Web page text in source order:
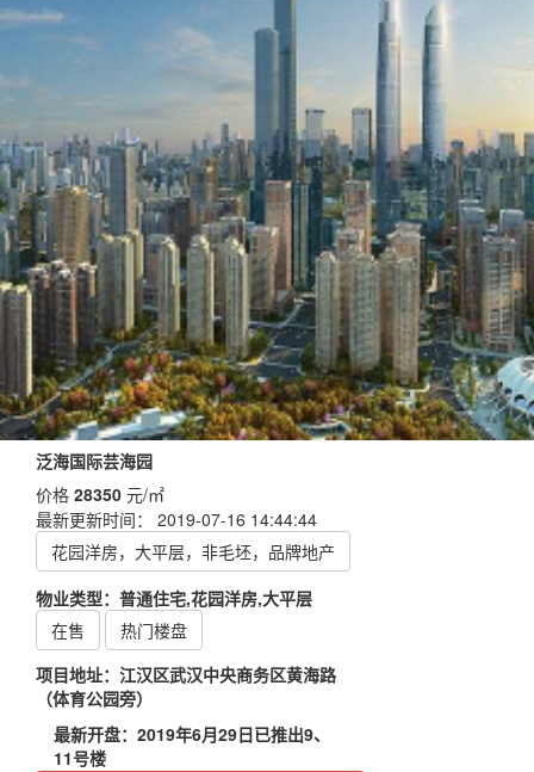
泛海国际芸海园
价格 28350 元/㎡
最新更新时间： 2019-07-16 14:44:44
花园洋房，大平层，非毛坯，品牌地产
物业类型：普通住宅,花园洋房,大平层
在售
热门楼盘
项目地址：江汉区武汉中央商务区黄海路
（体育公园旁）
最新开盘：2019年6月29日已推出9、
11号楼